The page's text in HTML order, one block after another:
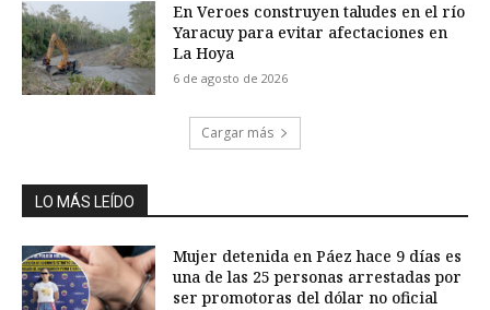
En Veroes construyen taludes en el río
Yaracuy para evitar afectaciones en
La Hoya
6 de agosto de 2026
Cargar más
LO MÁS LEÍDO
Mujer detenida en Páez hace 9 días es
una de las 25 personas arrestadas por
ser promotoras del dólar no oficial